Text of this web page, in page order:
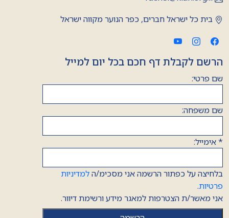
בית כל ישראל חברים, כפר הנוער מקווה ישראל
הרשם לקבלת דף חכם בכל יום למייל
שם פרטי:
שם משפחה:
*אימייל:
בלחיצה על כפתור הרשמה אני מסכימ/הלמדיניות
פרטיות.
אני מאשר/ת הצטרפות למאגר מידע ורשימת דיוור.